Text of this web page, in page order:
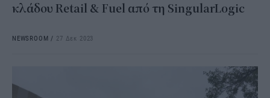
κλάδου Retail & Fuel από τη SingularLogic
NEWSROOM / 27 Δεκ 2023